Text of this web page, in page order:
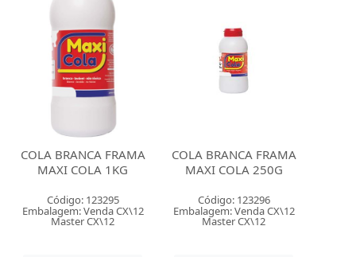
COLA BRANCA FRAMA
MAXI COLA 1KG
Código: 123295
Embalagem: Venda CX\12
Master CX\12
COLA BRANCA FRAMA
MAXI COLA 250G
Código: 123296
Embalagem: Venda CX\12
Master CX\12